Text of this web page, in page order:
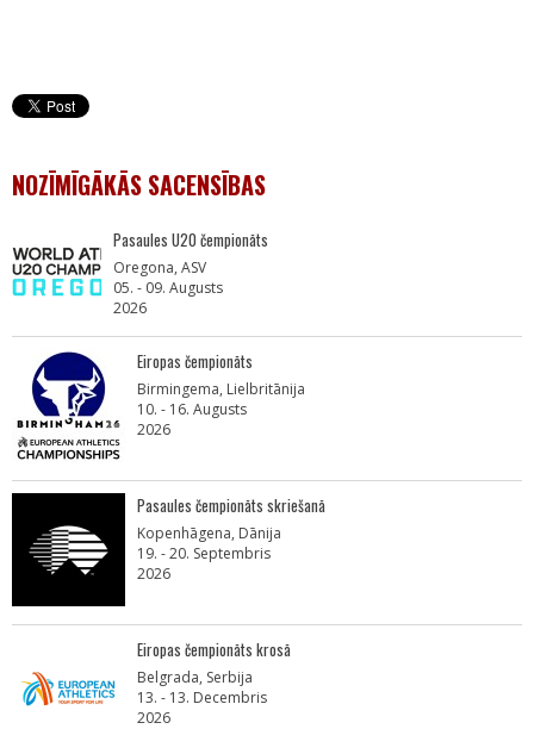
NOZĪMĪGĀKĀS SACENSĪBAS
Pasaules U20 čempionāts
Oregona, ASV
05. - 09. Augusts
2026
Eiropas čempionāts
Birmingema, Lielbritānija
10. - 16. Augusts
2026
Pasaules čempionāts skriešanā
Kopenhāgena, Dānija
19. - 20. Septembris
2026
Eiropas čempionāts krosā
Belgrada, Serbija
13. - 13. Decembris
2026